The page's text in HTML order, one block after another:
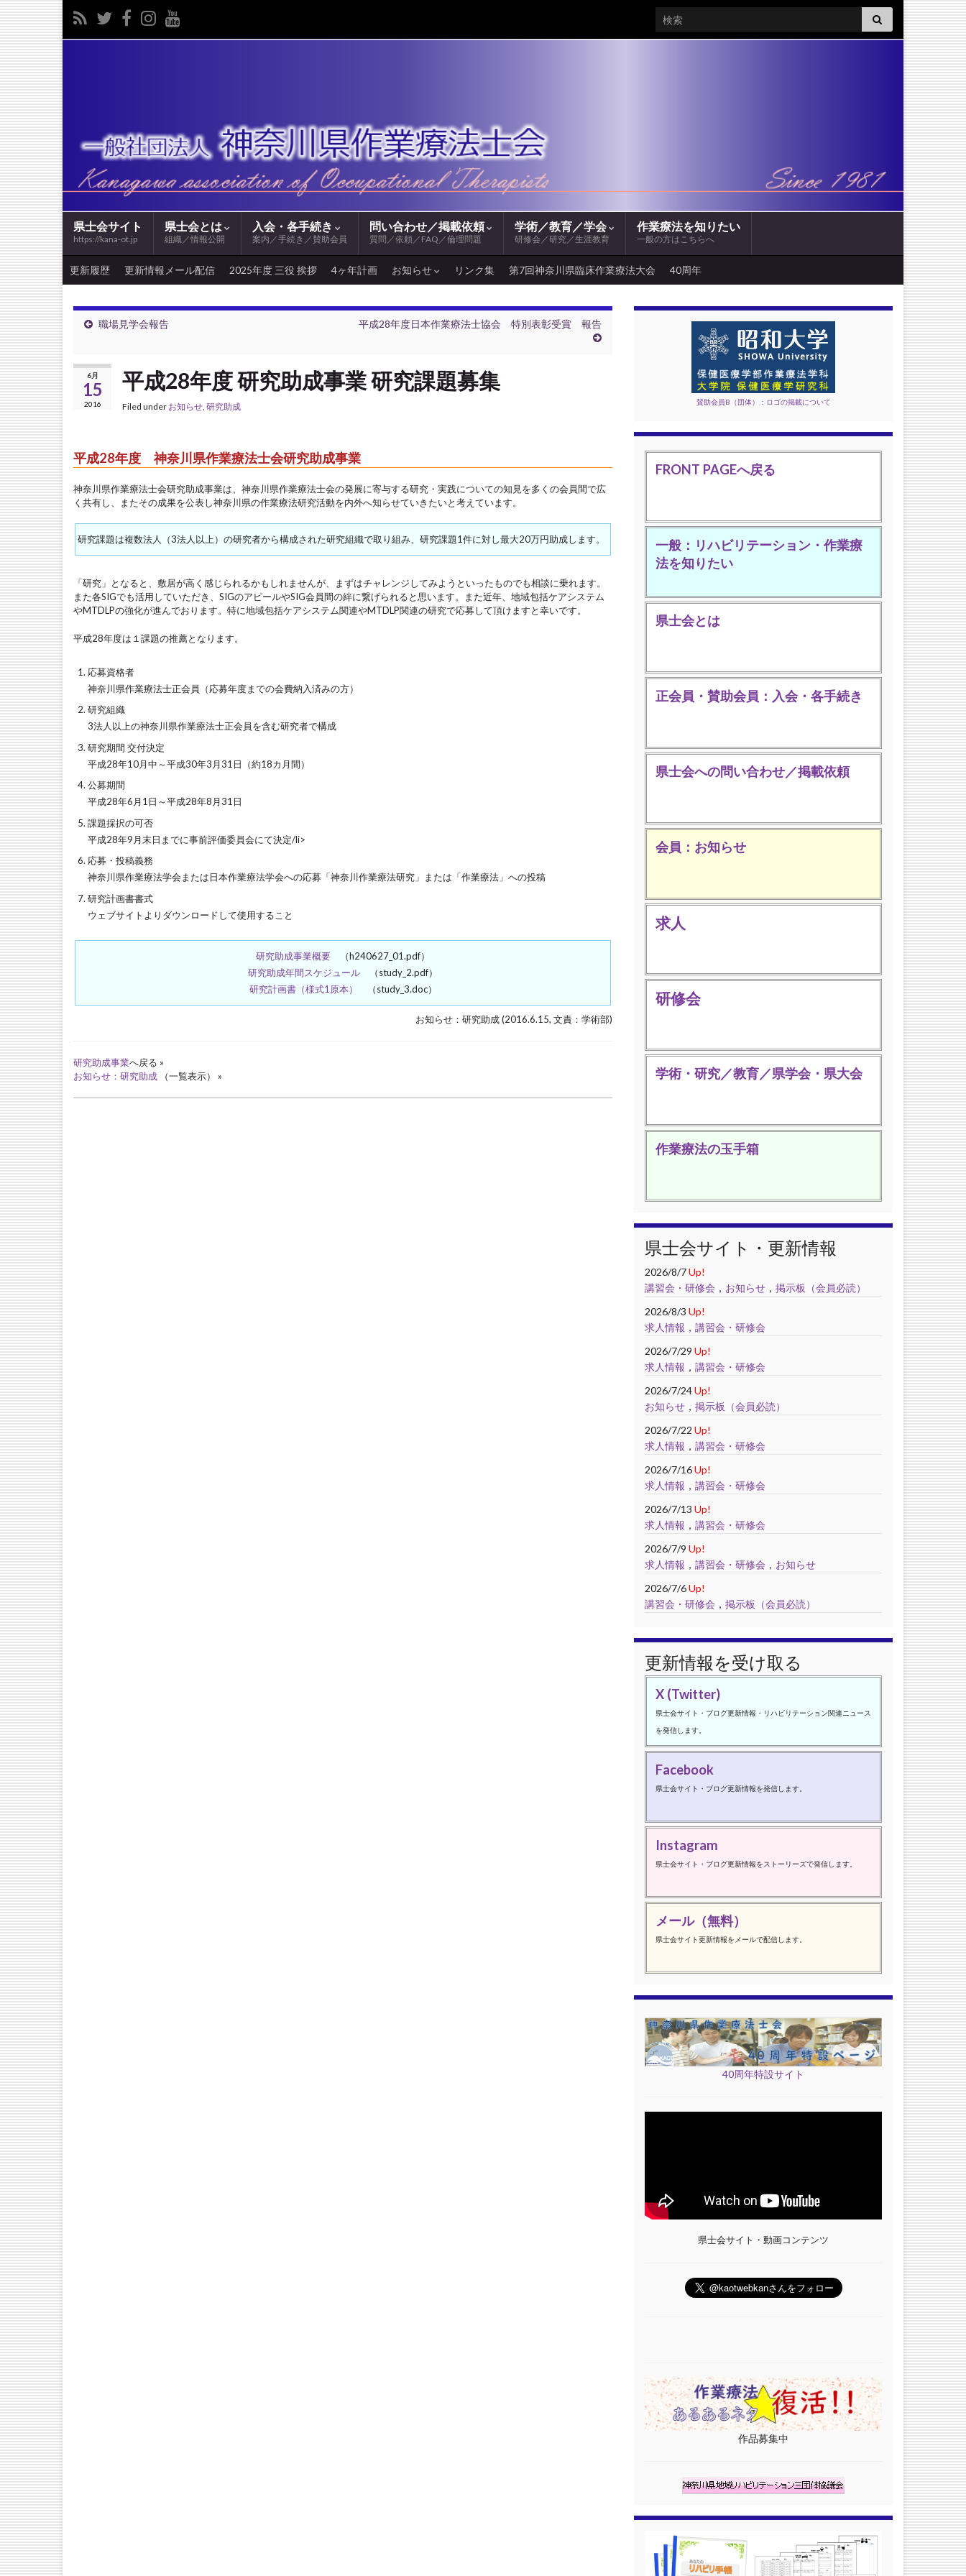
Search for:
県士会サイト
https://kana-ot.jp
県士会とは
組織／情報公開
入会・各手続き
案内／手続き／賛助会員
問い合わせ／掲載依頼
質問／依頼／FAQ／倫理問題
学術／教育／学会
研修会／研究／生涯教育
作業療法を知りたい
一般の方はこちらへ
更新履歴 更新情報メール配信 2025年度 三役 挨拶 4ヶ年計画 お知らせ リンク集 第7回神奈川県臨床作業療法大会 40周年
職場見学会報告 平成28年度日本作業療法士協会 特別表彰受賞 報告
6月
15
2016
平成28年度 研究助成事業 研究課題募集
Filed under お知らせ, 研究助成
平成28年度 神奈川県作業療法士会研究助成事業
神奈川県作業療法士会研究助成事業は、神奈川県作業療法士会の発展に寄与する研究・実践についての知見を多くの会員間で広
く共有し、またその成果を公表し神奈川県の作業療法研究活動を内外へ知らせていきたいと考えています。
研究課題は複数法人（3法人以上）の研究者から構成された研究組織で取り組み、研究課題1件に対し最大20万円助成します。
「研究」となると、敷居が高く感じられるかもしれませんが、まずはチャレンジしてみようといったものでも相談に乗れます。
また各SIGでも活用していただき、SIGのアピールやSIG会員間の絆に繋げられると思います。また近年、地域包括ケアシステム
やMTDLPの強化が進んでおります。特に地域包括ケアシステム関連やMTDLP関連の研究で応募して頂けますと幸いです。
平成28年度は１課題の推薦となります。
応募資格者
神奈川県作業療法士正会員（応募年度までの会費納入済みの方）
研究組織
3法人以上の神奈川県作業療法士正会員を含む研究者で構成
研究期間 交付決定
平成28年10月中～平成30年3月31日（約18カ月間）
公募期間
平成28年6月1日～平成28年8月31日
課題採択の可否
平成28年9月末日までに事前評価委員会にて決定/li>
応募・投稿義務
神奈川県作業療法学会または日本作業療法学会への応募「神奈川作業療法研究」または「作業療法」への投稿
研究計画書書式
ウェブサイトよりダウンロードして使用すること
研究助成事業概要 （h240627_01.pdf）
研究助成年間スケジュール （study_2.pdf）
研究計画書（様式1原本）
（study_3.doc）
お知らせ：研究助成 (2016.6.15, 文責：学術部)
研究助成事業へ戻る »
お知らせ：研究助成 （一覧表示） »
賛助会員B（団体）：ロゴの掲載について
FRONT PAGEへ戻る
一般：リハビリテーション・作業療
法を知りたい
県士会とは
正会員・賛助会員：入会・各手続き
県士会への問い合わせ／掲載依頼
会員：お知らせ
求人
研修会
学術・研究／教育／県学会・県大会
作業療法の玉手箱
県士会サイト・更新情報
2026/8/7Up!
講習会・研修会 ， お知らせ ， 掲示板（会員必読）
2026/8/3 Up!
求人情報 ， 講習会・研修会
2026/7/29 Up!
求人情報 ， 講習会・研修会
2026/7/24Up!
お知らせ ， 掲示板（会員必読）
2026/7/22 Up!
求人情報 ， 講習会・研修会
2026/7/16Up!
求人情報 ， 講習会・研修会
2026/7/13 Up!
求人情報 ， 講習会・研修会
2026/7/9 Up!
求人情報 ， 講習会・研修会 ， お知らせ
2026/7/6Up!
講習会・研修会 ， 掲示板（会員必読）
更新情報を受け取る
X (Twitter)
県士会サイト・ブログ更新情報・リハビリテーション関連ニュース
を発信します。
Facebook
県士会サイト・ブログ更新情報を発信します。
Instagram
県士会サイト・ブログ更新情報をストーリーズで発信します。
メール（無料）
県士会サイト更新情報をメールで配信します。
40周年特設サイト
県士会サイト・動画コンテンツ
作品募集中